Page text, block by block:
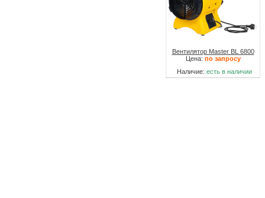
Вентилятор Master BL 6800
Цена: по запросу
Наличие: есть в наличии